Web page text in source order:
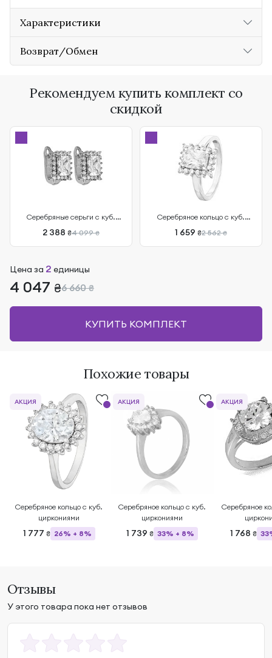
Характеристики
Возврат/Обмен
Рекомендуем купить комплект со
скидкой
Серебряные серьги с куб.
циркониями
2 388 ₴4 099₴
Cеребряное кольцо с куб.
циркониями
1 659 ₴2 562₴
Цена за 2 единицы
4 047 ₴6 660₴
КУПИТЬ КОМПЛЕКТ
Похожие товары
Серебряное кольцо с куб.
циркониями
1 777 ₴ 26% + 8%
АКЦИЯ
Серебряное кольцо с куб.
циркониями
1 739 ₴ 33% + 8%
АКЦИЯ
Серебряное
1 768 ₴
АКЦИЯ
Отзывы
У этого товара пока нет отзывов